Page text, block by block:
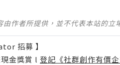
由作者所提供，並不代表本站的
招募 】
金獎賞 l 登記《社群創作有價企